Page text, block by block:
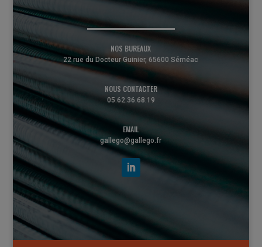
NOS BUREAUX
22 rue du Docteur Guinier, 65600 Séméac
NOUS CONTACTER
05.62.36.68.19
EMAIL
gallego@gallego.fr